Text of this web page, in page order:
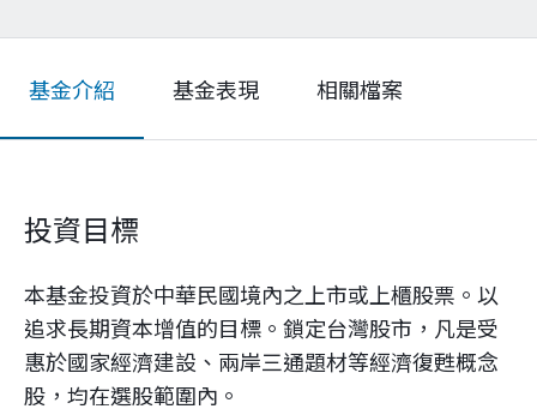
基金介紹 基金表現 相關檔案
投資目標
本基金投資於中華民國境內之上市或上櫃股票。以
追求長期資本增值的目標。鎖定台灣股市，凡是受
惠於國家經濟建設、兩岸三通題材等經濟復甦概念
股，均在選股範圍內。